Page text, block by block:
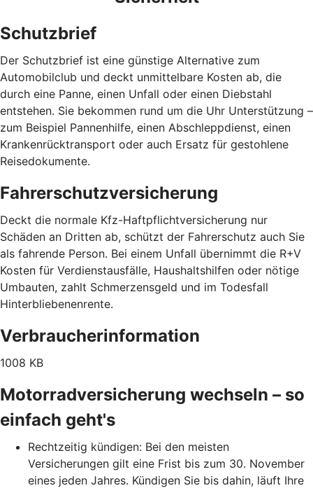
Schutzbrief
Der Schutzbrief ist eine günstige Alternative zum
Automobilclub und deckt unmittelbare Kosten ab, die
durch eine Panne, einen Unfall oder einen Diebstahl
entstehen. Sie bekommen rund um die Uhr Unterstützung –
zum Beispiel Pannenhilfe, einen Abschleppdienst, einen
Krankenrücktransport oder auch Ersatz für gestohlene
Reisedokumente.
Fahrerschutzversicherung
Deckt die normale Kfz-Haftpflichtversicherung nur
Schäden an Dritten ab, schützt der Fahrerschutz auch Sie
als fahrende Person. Bei einem Unfall übernimmt die R+V
Kosten für Verdienstausfälle, Haushaltshilfen oder nötige
Umbauten, zahlt Schmerzensgeld und im Todesfall
Hinterbliebenenrente.
Verbraucherinformation
1008 KB
Motorradversicherung wechseln – so
einfach geht's
Rechtzeitig kündigen: Bei den meisten
Versicherungen gilt eine Frist bis zum 30. November
eines jeden Jahres. Kündigen Sie bis dahin, läuft Ihre